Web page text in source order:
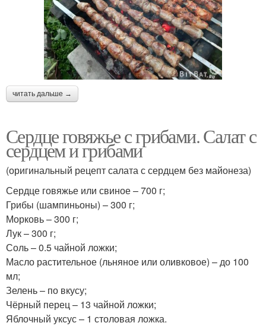
читать дальше →
Сердце говяжье с грибами. Салат с
сердцем и грибами
(оригинальный рецепт салата с сердцем без майонеза)
Сердце говяжье или свиное – 700 г;
Грибы (шампиньоны) – 300 г;
Морковь – 300 г;
Лук – 300 г;
Соль – 0.5 чайной ложки;
Масло растительное (льняное или оливковое) – до 100
мл;
Зелень – по вкусу;
Чёрный перец – 13 чайной ложки;
Яблочный уксус – 1 столовая ложка.